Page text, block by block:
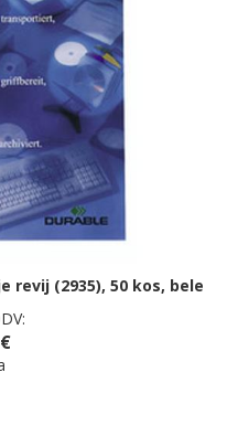
revij (2935), 50 kos, bele